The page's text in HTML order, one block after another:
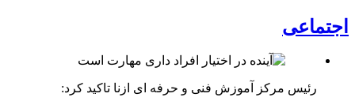
اجتماعی
رئیس مرکز آموزش فنی و حرفه ای ازنا تاکید کرد: